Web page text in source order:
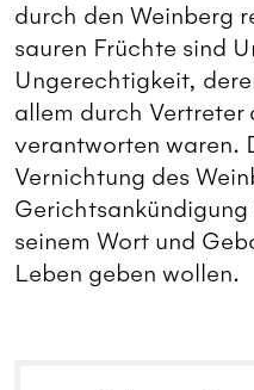
durch den Weinberg
sauren Früchte sind
Ungerechtigkeit,
allem durch Vertreter
verantworten waren.
Vernichtung des
seinem Wort und
Leben geben wollen.